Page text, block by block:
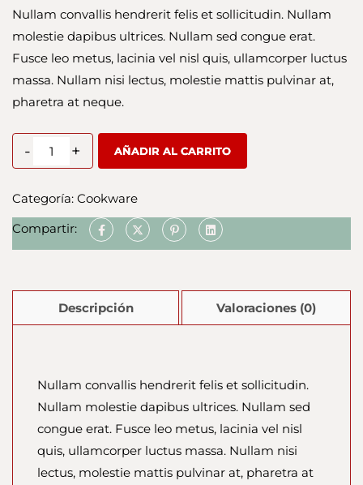
Nullam convallis hendrerit felis et sollicitudin. Nullam
molestie dapibus ultrices. Nullam sed congue erat.
Fusce leo metus, lacinia vel nisl quis, ullamcorper luctus
massa. Nullam nisi lectus, molestie mattis pulvinar at,
pharetra at neque.
- + AÑADIR AL CARRITO
Categoría: Cookware
Compartir:
Descripción Valoraciones (0)
Nullam convallis hendrerit felis et sollicitudin.
Nullam molestie dapibus ultrices. Nullam sed
congue erat. Fusce leo metus, lacinia vel nisl
quis, ullamcorper luctus massa. Nullam nisi
lectus, molestie mattis pulvinar at, pharetra at